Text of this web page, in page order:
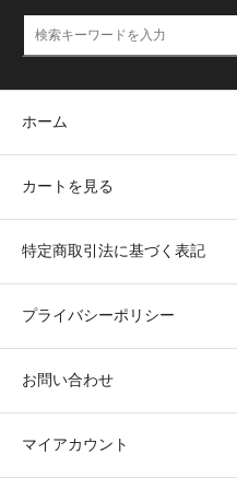
ホーム
カートを見る
特定商取引法に基づく表記
プライバシーポリシー
お問い合わせ
マイアカウント